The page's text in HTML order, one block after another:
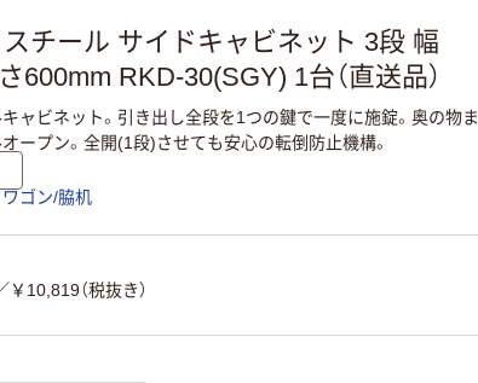
チール サイドキャビネット 3段 幅
600mm RKD-30(SGY) 1台（直送品）
ャビネット。引き出し全段を1つの鍵で一度に施錠。奥の物ま
ープン。全開(1段)させても安心の転倒防止機構。
ゴン/脇机
￥10,819（税抜き）